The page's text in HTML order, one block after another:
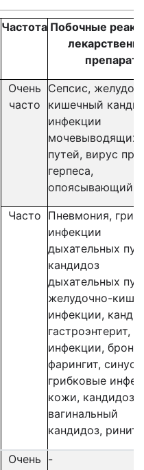
Частота Побочные
препарат
Очень
часто
Сепсис,
кишечный
инфекции
мочевыводящих
путей, вирус
герпеса,
опоясывающий
Часто Пневмония,
инфекции
дыхательных
кандидоз
дыхательных
желудочно-
инфекции,
гастроэнтерит,
инфекции,
фарингит,
грибковые
кожи, кандидоз
вагинальный
кандидоз, ринит
Очень -